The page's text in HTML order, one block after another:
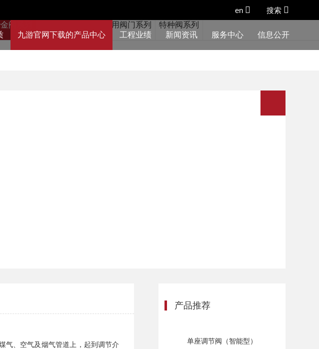
搜索
en
九游官网下载的产品中心 工程业绩 新闻资讯 服务中心 信息公开
阀系列 船用阀门系列 特种阀系列
、空气及烟气管道上，起到调节介
产品推荐
单座调节阀（智能型）